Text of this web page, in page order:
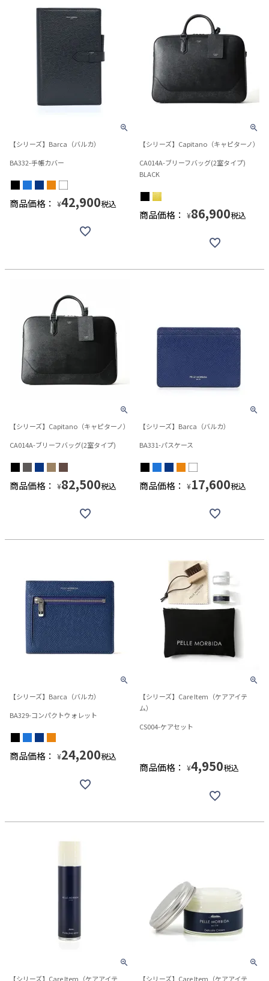
【シリーズ】Barca（バルカ）
BA332-手帳カバー
商品価格： ¥42,900税込
【シリーズ】Capitano（キャピターノ）
CA014A-ブリーフバッグ(2室タイプ)
BLACK
商品価格： ¥86,900税込
【シリーズ】Capitano（キャピターノ）
CA014A-ブリーフバッグ(2室タイプ)
商品価格： ¥82,500税込
【シリーズ】Barca（バルカ）
BA331-パスケース
商品価格： ¥17,600税込
【シリーズ】Barca（バルカ）
BA329-コンパクトウォレット
商品価格： ¥24,200税込
【シリーズ】Care Item（ケアアイテ
ム）
CS004-ケアセット
商品価格： ¥4,950税込
【シリーズ】Care Item（ケアアイテ 【シリーズ】Care Item（ケアアイテ